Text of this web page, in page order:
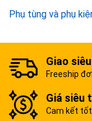
Phụ tùng và phụ
Giao
Freeship
Giá siêu
Cam kết